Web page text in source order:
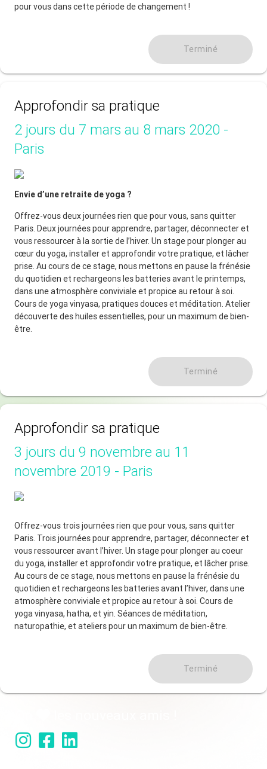
pour vous dans cette période de changement !
Terminé
Approfondir sa pratique
2 jours du 7 mars au 8 mars 2020 -
Paris
Envie d’une retraite de yoga ?
Offrez-vous deux journées rien que pour vous, sans quitter
Paris. Deux journées pour apprendre, partager, déconnecter et
vous ressourcer à la sortie de l’hiver. Un stage pour plonger au
cœur du yoga, installer et approfondir votre pratique, et lâcher
prise. Au cours de ce stage, nous mettons en pause la frénésie
du quotidien et rechargeons les batteries avant le printemps,
dans une atmosphère conviviale et propice au retour à soi.
Cours de yoga vinyasa, pratiques douces et méditation. Atelier
découverte des huiles essentielles, pour un maximum de bien-
être.
Terminé
Approfondir sa pratique
3 jours du 9 novembre au 11
novembre 2019 - Paris
Offrez-vous trois journées rien que pour vous, sans quitter
Paris. Trois journées pour apprendre, partager, déconnecter et
vous ressourcer avant l’hiver. Un stage pour plonger au coeur
du yoga, installer et approfondir votre pratique, et lâcher prise.
Au cours de ce stage, nous mettons en pause la frénésie du
quotidien et rechargeons les batteries avant l’hiver, dans une
atmosphère conviviale et propice au retour à soi. Cours de
yoga vinyasa, hatha, et yin. Séances de méditation,
naturopathie, et ateliers pour un maximum de bien-être.
Terminé